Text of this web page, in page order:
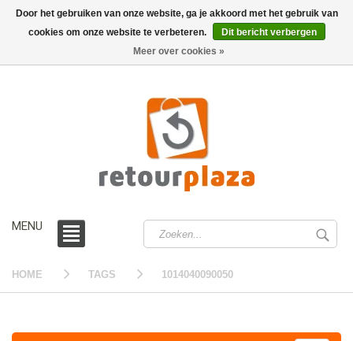
MENU
HOME TAGS 1014040090050
Door het gebruiken van onze website, ga je akkoord met het gebruik van
cookies om onze website te verbeteren.
Dit bericht verbergen
Meer over cookies »